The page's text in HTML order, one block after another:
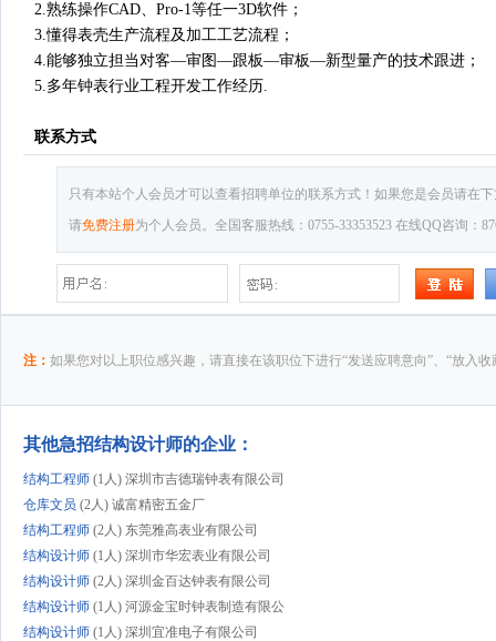
2.熟练操作CAD、Pro-1等任一3D软件；
3.懂得表壳生产流程及加工工艺流程；
4.能够独立担当对客—审图—跟板—审板—新型量产的技术跟进；
5.多年钟表行业工程开发工作经历.
联系方式
只有本站个人会员才可以查看招聘单位的联系方式！如果您是会员请在
请免费注册为个人会员。全国客服热线：0755-33353523 在线QQ咨询：
注： 如果您对以上职位感兴趣，请直接在该职位下进行“发送应聘意向”、“放入
其他急招结构设计师的企业：
结构工程师 (1人) 深圳市吉德瑞钟表有限公司
仓库文员 (2人) 诚富精密五金厂
结构工程师 (2人) 东莞雅高表业有限公司
结构设计师 (1人) 深圳市华宏表业有限公司
结构设计师 (2人) 深圳金百达钟表有限公司
结构设计师 (1人) 河源金宝时钟表制造有限公
结构设计师 (1人) 深圳宜准电子有限公司